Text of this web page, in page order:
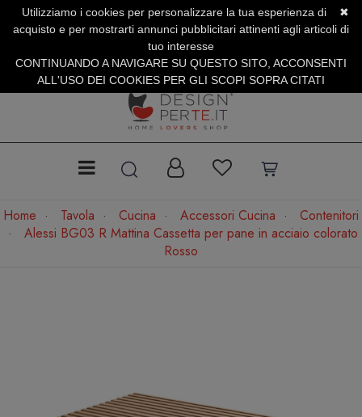
SERVIZIO CLIENTI +39.0773.470.562
SUMMER SALES | Fino al 31 Agosto
Home Tavola Cucina Accessori Cucina
Contenitori
Alessi BG03 R Mattina Cassetta per pane in acciaio colorato
Rosso
✖
Utilizziamo i cookies per personalizzare la tua esperienza di
acquisto e per mostrarti annunci pubblicitari attinenti agli articoli di
tuo interesse
CONTINUANDO A NAVIGARE SU QUESTO SITO, ACCONSENTI
ALL'USO DEI COOKIES PER GLI SCOPI SOPRA CITATI